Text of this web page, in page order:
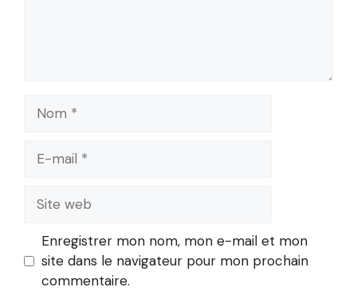
mail
Site
web
Enregistrer mon nom, mon e-mail et mon
site dans le navigateur pour mon prochain
commentaire.